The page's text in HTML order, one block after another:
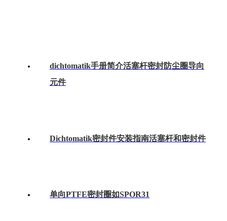
dichtomatik手册简介活塞杆密封防尘圈导向
元件
Dichtomatik密封件安装指南活塞杆和密封件
单向PTFE密封圈如SPOR31